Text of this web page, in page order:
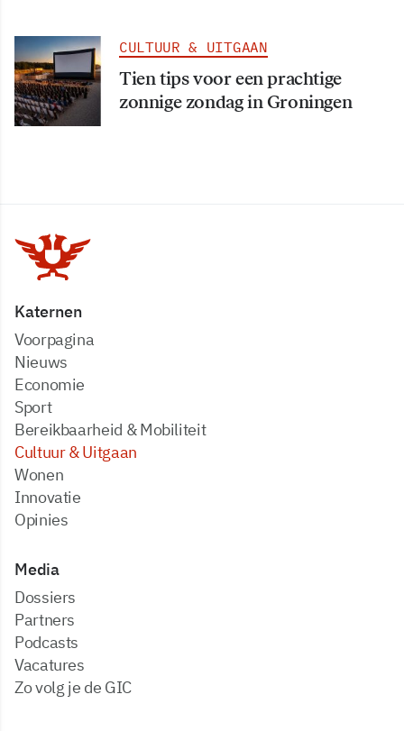
CULTUUR & UITGAAN
Tien tips voor een prachtige
zonnige zondag in Groningen
Katernen
Voorpagina
Nieuws
Economie
Sport
Bereikbaarheid & Mobiliteit
Cultuur & Uitgaan
Wonen
Innovatie
Opinies
Media
dossiers
partners
podcasts
vacatures
zo volg je de GIC